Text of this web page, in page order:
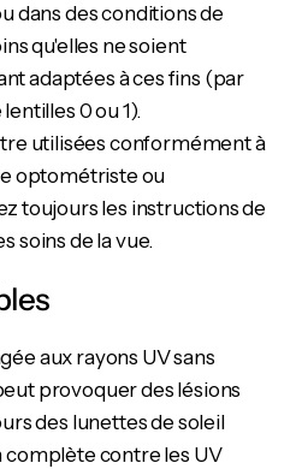
dans des conditions de
qu'elles ne soient
adaptées à ces fins (par
0 ou 1).
utilisées conformément à
optométriste ou
toujours les instructions de
soins de la vue.
aux rayons UV sans
provoquer des lésions
des lunettes de soleil
contre les UV